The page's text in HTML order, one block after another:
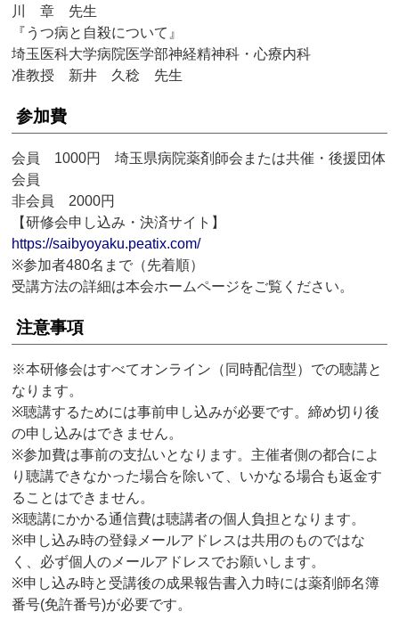
川 章 先生
『うつ病と自殺について』
埼玉医科大学病院医学部神経精神科・心療内科
准教授 新井 久稔 先生
参加費
会員 1000円 埼玉県病院薬剤師会または共催・後援団体
会員
非会員 2000円
【研修会申し込み・決済サイト】
https://saibyoyaku.peatix.com/
※参加者480名まで（先着順）
受講方法の詳細は本会ホームページをご覧ください。
注意事項
※本研修会はすべてオンライン（同時配信型）での聴講と
なります。
※聴講するためには事前申し込みが必要です。締め切り後
の申し込みはできません。
※参加費は事前の支払いとなります。主催者側の都合によ
り聴講できなかった場合を除いて、いかなる場合も返金す
ることはできません。
※聴講にかかる通信費は聴講者の個人負担となります。
※申し込み時の登録メールアドレスは共用のものではな
く、必ず個人のメールアドレスでお願いします。
※申し込み時と受講後の成果報告書入力時には薬剤師名簿
番号(免許番号)が必要です。